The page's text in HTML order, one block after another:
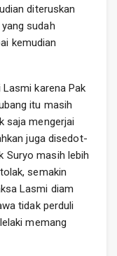
diteruskan
sudah
kemudian
Lasmi karena Pak
itu masih
saja mengerjai
juga disedot-
Suryo masih lebih
semakin
Lasmi diam
tidak perduli
memang